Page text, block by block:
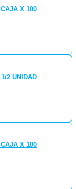
X 100
2 UNIDAD
X 100